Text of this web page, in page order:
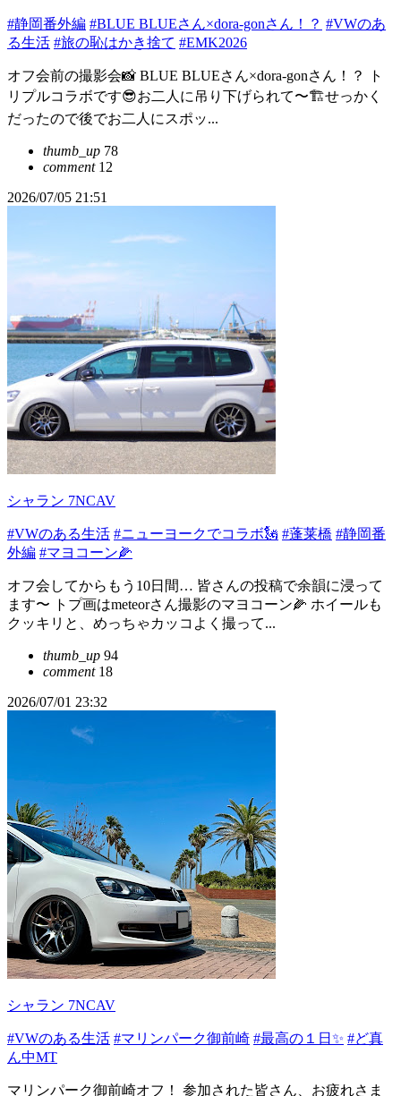
#静岡番外編 #BLUE BLUEさん×dora-gonさん！？ #VWのあ
る生活 #旅の恥はかき捨て #EMK2026
オフ会前の撮影会📸 BLUE BLUEさん×dora-gonさん！？ ト
リプルコラボです😎お二人に吊り下げられて〜🏗️せっかく
だったので後でお二人にスポッ...
thumb_up 78
comment12
2026/07/05 21:51
シャラン 7NCAV
#VWのある生活 #ニューヨークでコラボ🗽 #蓬莱橋 #静岡番
外編 #マヨコーン🌽
オフ会してからもう10日間… 皆さんの投稿で余韻に浸って
ます〜 トプ画はmeteorさん撮影のマヨコーン🌽 ホイールも
クッキリと、めっちゃカッコよく撮って...
thumb_up 94
comment18
2026/07/01 23:32
シャラン 7NCAV
#VWのある生活 #マリンパーク御前崎 #最高の１日✨ #ど真
ん中MT
マリンパーク御前崎オフ！ 参加された皆さん、お疲れさま